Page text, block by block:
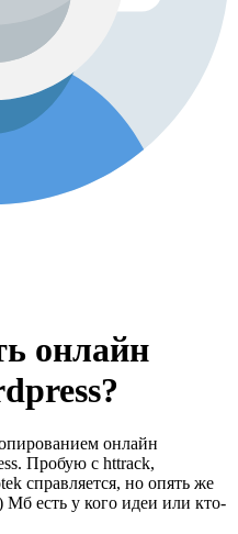
онлайн
онлайн
Пробую с httrack,
справляется, но опять же
есть у кого идеи или кто-